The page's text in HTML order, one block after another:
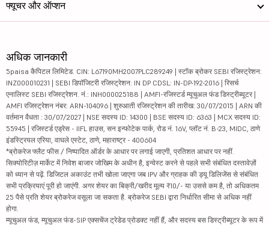
फ्यूचर और ऑप्शन
अधिक जानकारी
5paisa कैपिटल लिमिटेड. CIN: L67190MH2007PLC289249 | स्टॉक ब्रोकर SEBI रजिस्ट्रेशन:
INZ000010231 | SEBI डिपॉजिटरी रजिस्ट्रेशन: IN DP CDSL: IN-DP-192-2016 | रिसर्च
एनालिस्ट SEBI रजिस्ट्रेशन. नं.: INH000025188 | AMFI-रजिस्टर्ड म्यूचुअल फंड डिस्ट्रीब्यूटर |
AMFI रजिस्ट्रेशन नंबर: ARN-104096 | शुरुआती रजिस्ट्रेशन की तारीख: 30/07/2015 | ARN की
वर्तमान वैधता : 30/07/2027 | NSE सदस्य ID: 14300 | BSE सदस्य ID: 6363 | MCX सदस्य ID:
55945 | रजिस्टर्ड एड्रेस - IIFL हाउस, सन इन्फोटेक पार्क, रोड नं. 16V, प्लॉट नं. B-23, MIDC, ठाणे
इंडस्ट्रियल एरिया, वाघले एस्टेट, ठाणे, महाराष्ट्र - 400604
*ब्रोकरेज फ्लैट फीस / निष्पादित ऑर्डर के आधार पर लगाई जाएगी, प्रतिशत आधार पर नहीं.
सिक्योरिटीज़ मार्केट में निवेश बाजार जोखिम के अधीन है, इन्वेस्ट करने से पहले सभी संबंधित दस्तावेज़ों
को ध्यान से पढ़ें. डिजिटल अकाउंट तभी खोला जाएगा जब IPV और ग्राहक की ड्यू डिलिजेंस से संबंधित
सभी प्रक्रियाएं पूरी हो जाएंगी. अगर शेयर का बिक्री/खरीद मूल्य ₹10/- या उससे कम है, तो अधिकतम
25 पैसे प्रति शेयर ब्रोकरेज वसूला जा सकता है. ब्रोकरेज SEBI द्वारा निर्धारित सीमा से अधिक नहीं
होगा.
म्यूचुअल फंड, म्यूचुअल फंड-SIP एक्सचेंज ट्रेडेड प्रोडक्ट नहीं हैं, और सदस्य बस डिस्ट्रीब्यूटर के रूप में